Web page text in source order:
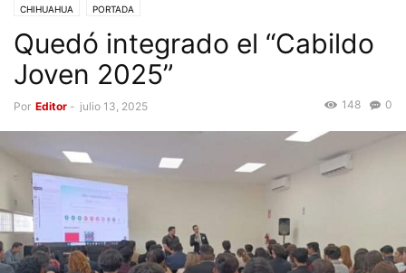
CHIHUAHUA PORTADA
Quedó integrado el “Cabildo
Joven 2025”
Por Editor - julio 13, 2025 0
148